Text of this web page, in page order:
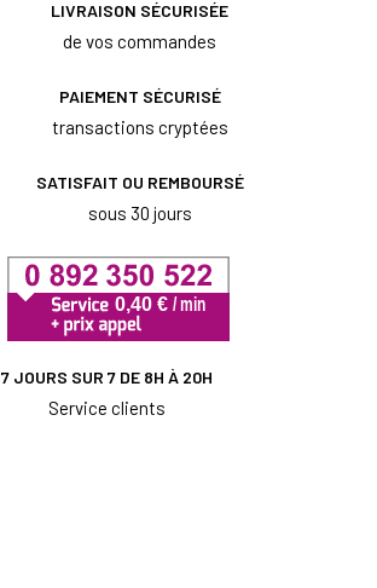
LIVRAISON SÉCURISÉE
de vos commandes
PAIEMENT SÉCURISÉ
transactions cryptées
SATISFAIT OU REMBOURSÉ
sous 30 jours
7 JOURS SUR 7 DE 8H À 20H
Service clients